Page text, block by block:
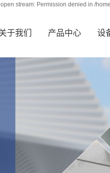
stream: Permission denied in /
于我们 产品中心 设